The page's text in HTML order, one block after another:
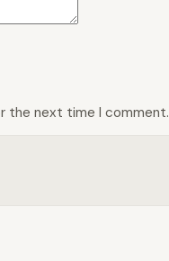
the next time I comment.